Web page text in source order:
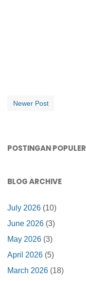
Newer Post
POSTINGAN POPULER
BLOG ARCHIVE
July 2026 (10)
June 2026 (3)
May 2026 (3)
April 2026 (5)
March 2026 (18)